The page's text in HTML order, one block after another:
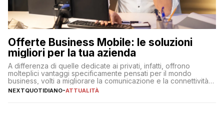
Offerte Business Mobile: le soluzioni
migliori per la tua azienda
A differenza di quelle dedicate ai privati, infatti, offrono
molteplici vantaggi specificamente pensati per il mondo
business, volti a migliorare la comunicazione e la connettività
degli utenti
NEXTQUOTIDIANO-ATTUALITÀ